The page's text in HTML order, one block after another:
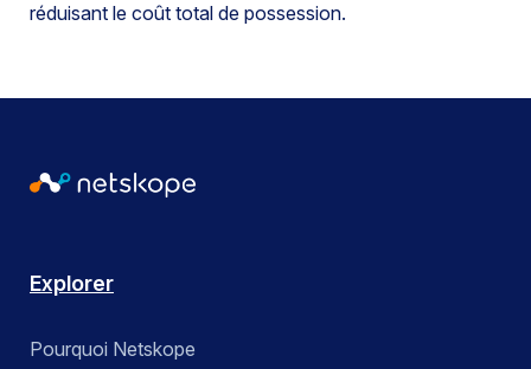
réduisant le coût total de possession.
Explorer
Pourquoi Netskope